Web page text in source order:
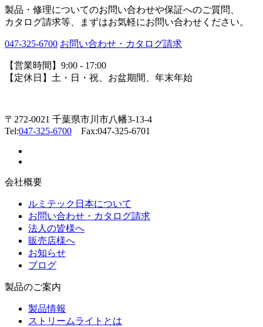
製品・修理についてのお問い合わせや保証へのご質問、
カタログ請求等、まずはお気軽にお問い合わせください。
047-325-6700 お問い合わせ・カタログ請求
【営業時間】9:00 - 17:00
【定休日】土・日・祝、お盆期間、年末年始
〒272-0021 千葉県市川市八幡3-13-4
Tel:047-325-6700 Fax:047-325-6701
会社概要
ルミテック日本について
お問い合わせ・カタログ請求
法人の皆様へ
販売店様へ
お知らせ
ブログ
製品のご案内
製品情報
ストリームライトとは